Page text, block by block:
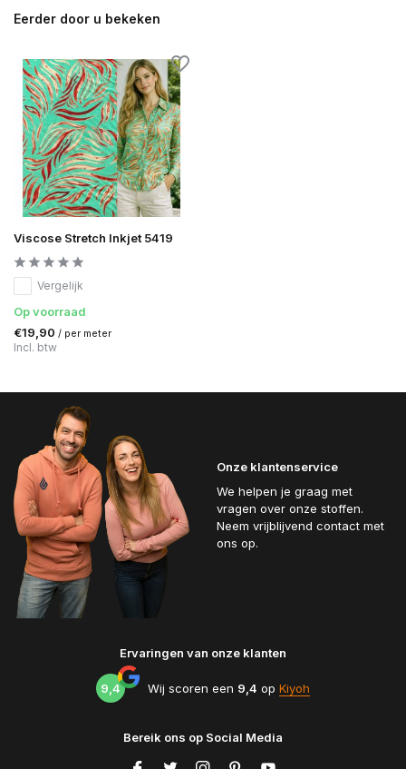
Eerder door u bekeken
Viscose Stretch Inkjet 5419
Vergelijk
Op voorraad
€19,90 / per meter
Incl. btw
Onze klantenservice
We helpen je graag met
vragen over onze stoffen.
Neem vrijblijvend contact met
ons op.
Ervaringen van onze klanten
9,4 Wij scoren een 9,4 op Kiyoh
Bereik ons op Social Media